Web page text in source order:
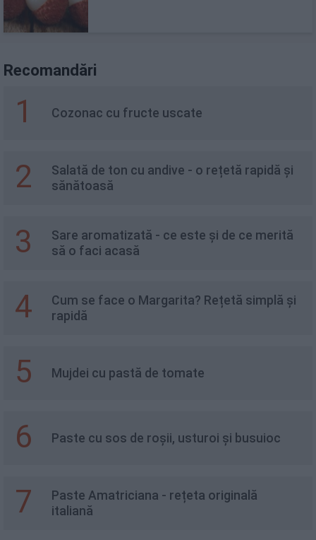
Recomandări
1 Cozonac cu fructe uscate
2
Salată de ton cu andive - o rețetă rapidă și
sănătoasă
3
Sare aromatizată - ce este și de ce merită
să o faci acasă
4
Cum se face o Margarita? Rețetă simplă și
rapidă
5 Mujdei cu pastă de tomate
6 Paste cu sos de roșii, usturoi și busuioc
7
Paste Amatriciana - rețeta originală
italiană